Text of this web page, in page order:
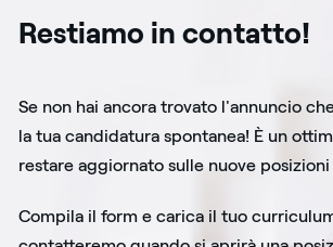
Restiamo in contatto!
Se non hai ancora trovato l'annuncio
la tua candidatura spontanea! È un
restare aggiornato sulle nuove
Compila il form e carica il tuo